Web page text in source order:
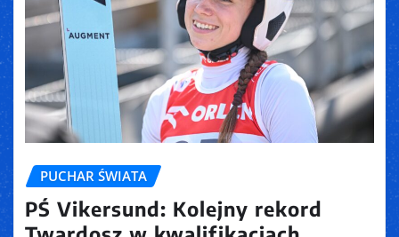
PUCHAR ŚWIATA
PŚ Vikersund: Kolejny rekord